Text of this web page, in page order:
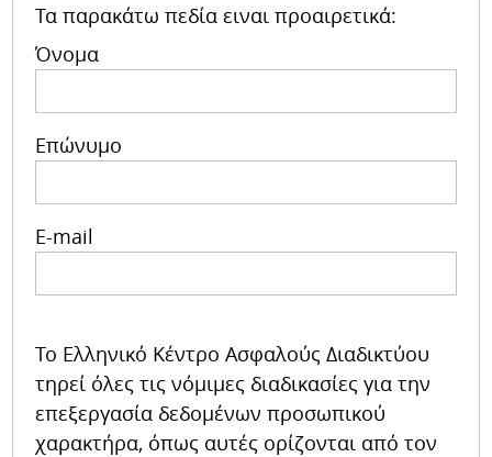
Τα παρακάτω πεδία ειναι προαιρετικά:
Όνομα
Επώνυμο
E-mail
Το Ελληνικό Κέντρο Ασφαλούς Διαδικτύου
τηρεί όλες τις νόμιμες διαδικασίες για την
επεξεργασία δεδομένων προσωπικού
χαρακτήρα, όπως αυτές ορίζονται από τον